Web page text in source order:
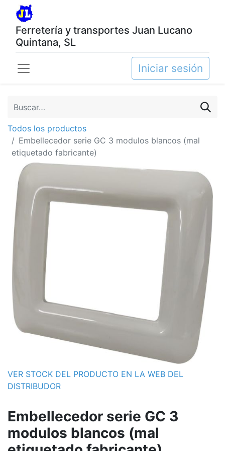
Ferretería y transportes Juan Lucano
Quintana, SL
Iniciar sesión
Todos los productos
Embellecedor serie GC 3 modulos blancos (mal
etiquetado fabricante)
VER STOCK DEL PRODUCTO EN LA WEB DEL
DISTRIBUDOR
Embellecedor serie GC 3
modulos blancos (mal